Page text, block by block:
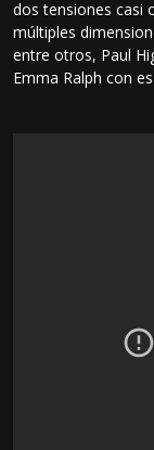
dos tensiones casi
múltiples
entre otros, Paul
Emma Ralph con